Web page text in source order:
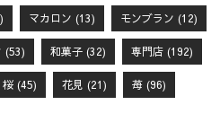
マカロン (13) モンブラン (12)
(53) 和菓子(32) 専門店(192)
桜(45) 花見 (21) 苺(96)